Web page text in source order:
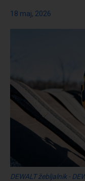
18 maj, 2026
DEWALT žebljalnik -